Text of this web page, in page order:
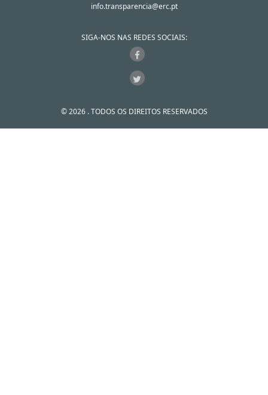
info.transparencia@erc.pt
SIGA-NOS NAS REDES SOCIAIS:
© 2026 . TODOS OS DIREITOS RESERVADOS